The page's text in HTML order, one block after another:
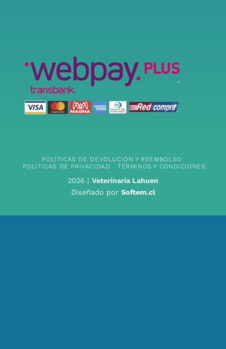
POLÍTICAS DE DEVOLUCIÓN Y REEMBOLSO
POLÍTICAS DE PRIVACIDAD
TÉRMINOS Y CONDICIONES
2026 | Veterinaria Lahuen
Diseñado por Softem.cl